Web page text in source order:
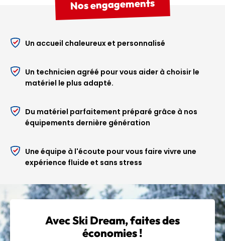
Et pas seulement
l’hiver…
Ski Dream, c’est aussi votre partenaire pour le
running et la randonnée en été. Le magasin est ouvert
durant la saison estivale pour vous conseiller et vous
Conseils pour profiter
au maximum de votre
séjour
Vous voulezgagner du temps et de l'argentune fois
sur place ? En réservant en ligne, vous profitez de nos
l’avance, et notre équipe finalise les réglages à votre
arrivée. Résultat : une location plus rapide et un séjour
Nos engagements
Un accueil chaleureux et personnalisé
Un technicien agréé pour vous aider à choisir le
matériel le plus adapté.
Du matériel parfaitement préparé grâce à nos
équipements dernière génération
Une équipe à l'écoute pour vous faire vivre une
expérience fluide et sans stress
Avec Ski Dream, faites des
économies !